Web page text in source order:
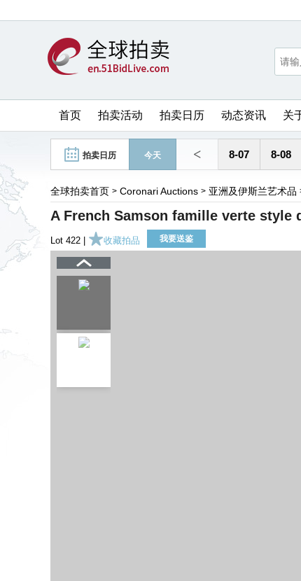
首页 拍卖活动 拍卖日历 动态资讯 关
拍卖日历 今天 < 8-07 8-08
全球拍卖首页 > Coronari Auctions > 亚洲及伊斯兰艺术品
A French Samson famille verte
Lot 422 | 收藏拍品 我要送鉴